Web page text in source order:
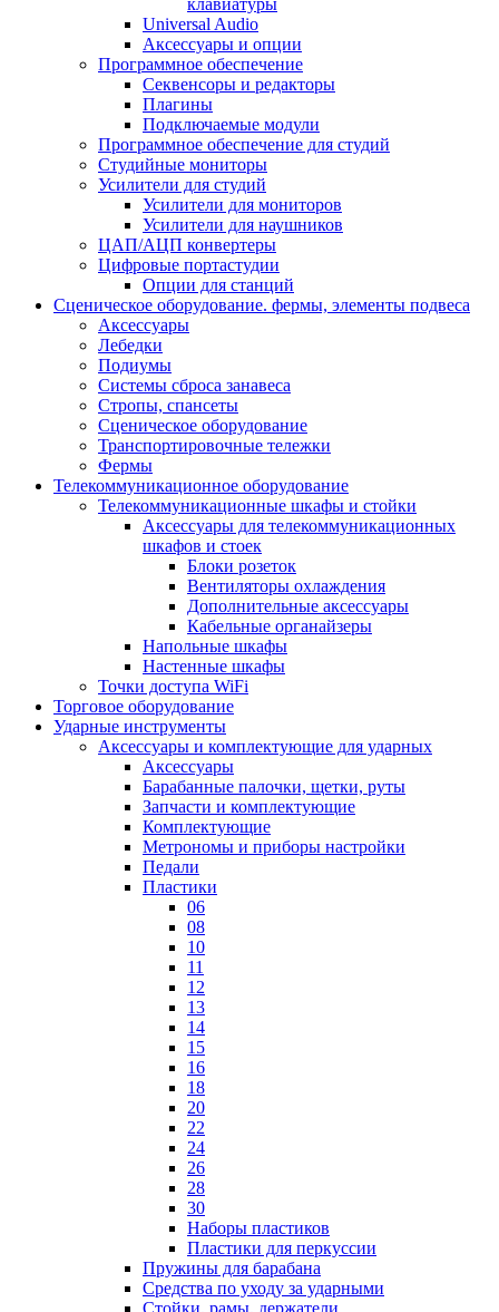
клавиатуры
Universal Audio
Аксессуары и опции
Программное обеспечение
Cеквенсоры и редакторы
Плагины
Подключаемые модули
Программное обеспечение для студий
Студийные мониторы
Усилители для студий
Усилители для мониторов
Усилители для наушников
ЦАП/АЦП конвертеры
Цифровые портастудии
Опции для станций
Сценическое оборудование. фермы, элементы подвеса
Аксессуары
Лебедки
Подиумы
Системы сброса занавеса
Стропы, спансеты
Сценическое оборудование
Транспортировочные тележки
Фермы
Телекоммуникационное оборудование
Телекоммуникационные шкафы и стойки
Аксессуары для телекоммуникационных
шкафов и стоек
Блоки розеток
Вентиляторы охлаждения
Дополнительные аксессуары
Кабельные органайзеры
Напольные шкафы
Настенные шкафы
Точки доступа WiFi
Торговое оборудование
Ударные инструменты
Аксессуары и комплектующие для ударных
Аксессуары
Барабанные палочки, щетки, руты
Запчасти и комплектующие
Комплектующие
Метрономы и приборы настройки
Педали
Пластики
06
08
10
11
12
13
14
15
16
18
20
22
24
26
28
30
Наборы пластиков
Пластики для перкуссии
Пружины для барабана
Средства по уходу за ударными
Стойки, рамы, держатели